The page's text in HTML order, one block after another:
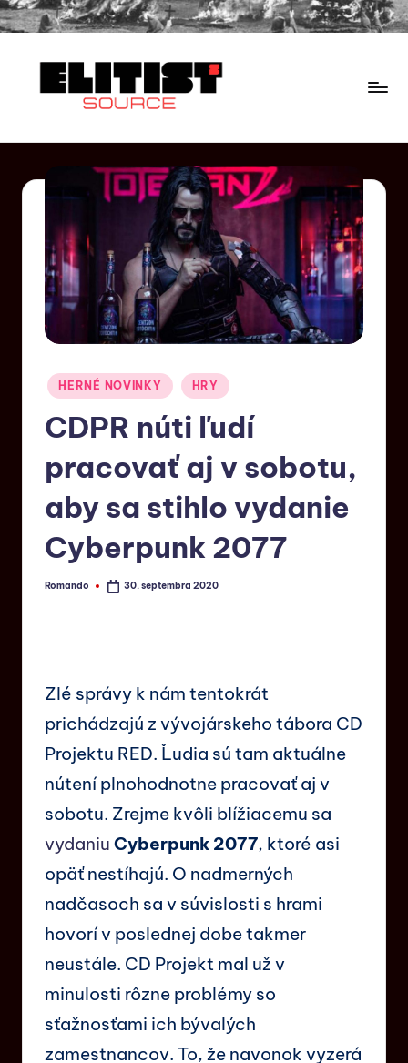
HERNÉ NOVINKY HRY
CDPR núti ľudí
pracovať aj v sobotu,
aby sa stihlo vydanie
Cyberpunk 2077
Romando 30. septembra 2020
Zlé správy k nám tentokrát
prichádzajú z vývojárskeho tábora CD
Projektu RED. Ľudia sú tam aktuálne
nútení plnohodnotne pracovať aj v
sobotu. Zrejme kvôli blížiacemu sa
vydaniu Cyberpunk 2077, ktoré asi
opäť nestíhajú. O nadmerných
nadčasoch sa v súvislosti s hrami
hovorí v poslednej dobe takmer
neustále. CD Projekt mal už v
minulosti rôzne problémy so
sťažnosťami ich bývalých
zamestnancov. To, že navonok vyzerá